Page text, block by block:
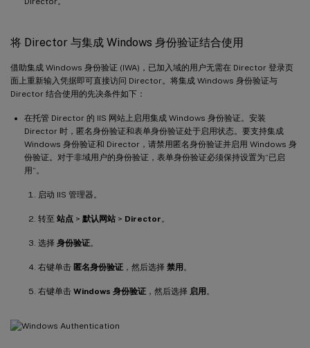
将 Director 与集成 Windows 身份验证结合使用
借助集成 Windows 身份验证 (IWA)，已加入域的用户无需在 Director 登录页
面上重新输入凭据即可直接访问 Director。将集成 Windows 身份验证与
Director 结合使用的先决条件如下：
在托管 Director 的 IIS 网站上启用集成 Windows 身份验证。安装
Director 时，匿名身份验证和表单身份验证处于启用状态。要支持集成
Windows 身份验证和 Director，请禁用匿名身份验证并启用 Windows 身
份验证。对于非域用户的身份验证，表单身份验证必须保持设置为“已启
用”。
启动 IIS 管理器。
转至 站点 > 默认网站 > Director 。
选择 身份验证。
右键单击 匿名身份验证 ，然后选择 禁用 。
右键单击 Windows 身份验证 ，然后选择 启用 。